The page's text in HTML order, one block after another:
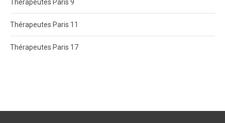
Thérapeutes Paris 9
Thérapeutes Paris 11
Thérapeutes Paris 17